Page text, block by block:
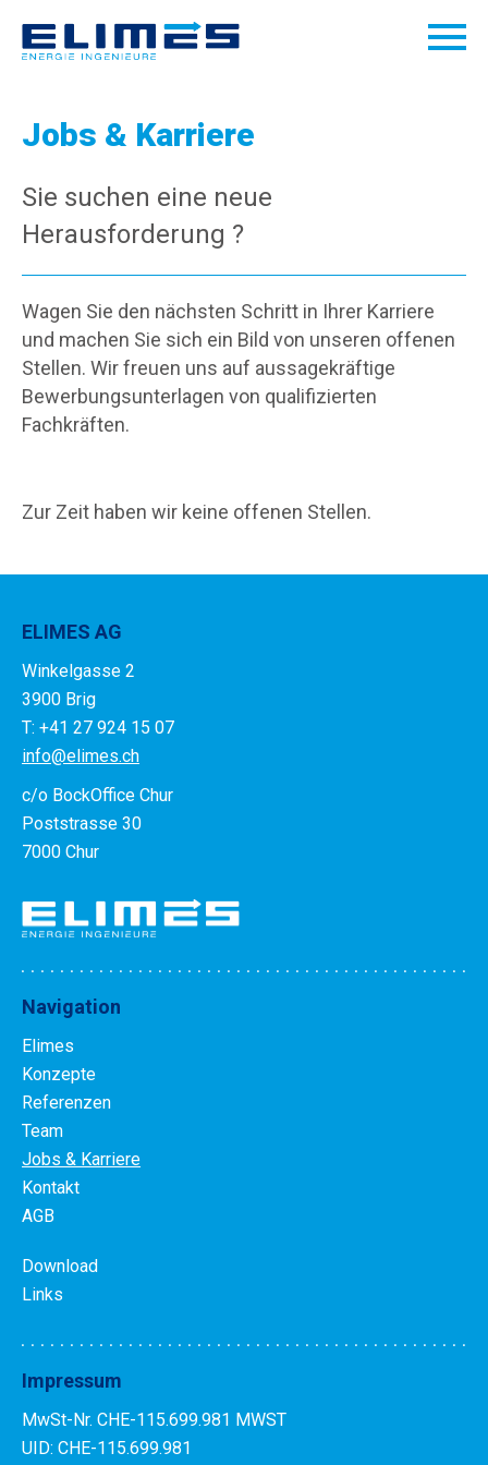
Jobs & Karriere
Sie suchen eine neue
Herausforderung ?
Wagen Sie den nächsten Schritt in Ihrer Karriere
und machen Sie sich ein Bild von unseren offenen
Stellen. Wir freuen uns auf aussagekräftige
Bewerbungsunterlagen von qualifizierten
Fachkräften.
Zur Zeit haben wir keine offenen Stellen.
ELIMES AG
Winkelgasse 2
3900 Brig
T: +41 27 924 15 07
info@elimes.ch
c/o BockOffice Chur
Poststrasse 30
7000 Chur
Navigation
Elimes
Konzepte
Referenzen
Team
Jobs & Karriere
Kontakt
AGB
Download
Links
Impressum
MwSt-Nr. CHE-115.699.981 MWST
UID: CHE-115.699.981